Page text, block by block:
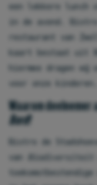
een lekkere lunch
in de avond.
restaurant van
kaart bestaat uit
hiermee dragen
voor onze kinderen.
Waarom
Bord?
Bistro de
van
Biodiversiteit